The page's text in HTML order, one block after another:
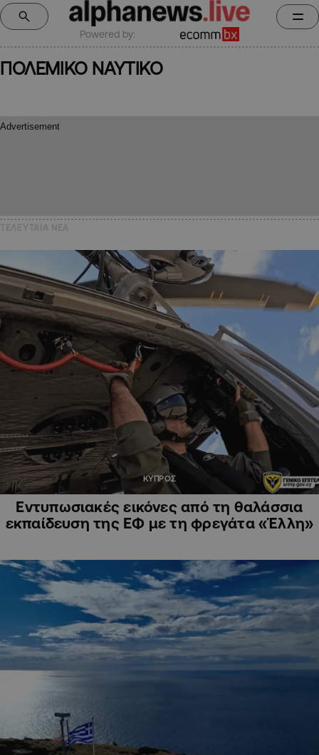
Powered by:
ΠΟΛΕΜΙΚΟ ΝΑΥΤΙΚΟ
ΚΥΠΡΟΣ
Εντυπωσιακές εικόνες από τη θαλάσσια
εκπαίδευση της ΕΦ με τη φρεγάτα «Έλλη»